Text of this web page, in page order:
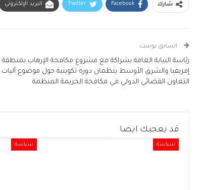
شارك Facebook
Twitter البريد الإلكتروني
السابق بوست
رئاسة النيابة العامة بشراكة مع مشروع مكافحة الإرهاب
إفريقيا والشرق الأوسط ينظمان دورة تكوينية حول موضوع آليات
التعاون القضائي الدولي في مكافحة الجريمة المنظمة
قد يعجبك ايضا
سياسة سياسة